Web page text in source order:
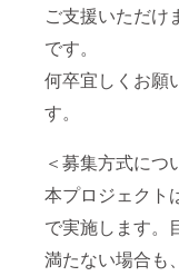
ご支援いただけ
です。
何卒宜しくお願
す。
＜募集方式につ
本プロジェクト
で実施します。
満たない場合も